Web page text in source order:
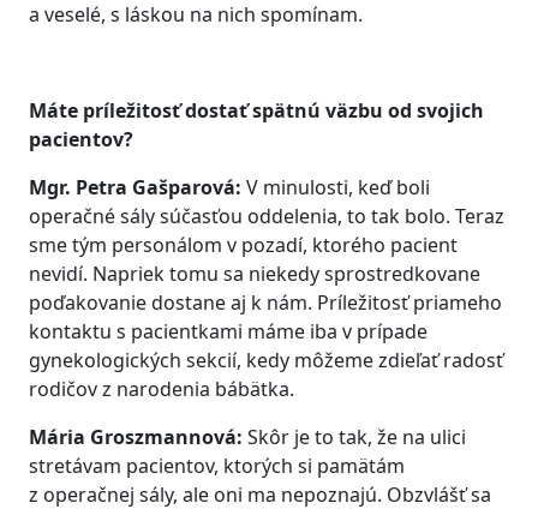
a veselé, s láskou na nich spomínam.
Máte príležitosť dostať spätnú väzbu od svojich
pacientov?
Mgr. Petra Gašparová: V minulosti, keď boli
operačné sály súčasťou oddelenia, to tak bolo. Teraz
sme tým personálom v pozadí, ktorého pacient
nevidí. Napriek tomu sa niekedy sprostredkovane
poďakovanie dostane aj k nám. Príležitosť priameho
kontaktu s pacientkami máme iba v prípade
gynekologických sekcií, kedy môžeme zdieľať radosť
rodičov z narodenia bábätka.
Mária Groszmannová: Skôr je to tak, že na ulici
stretávam pacientov, ktorých si pamätám
z operačnej sály, ale oni ma nepoznajú. Obzvlášť sa